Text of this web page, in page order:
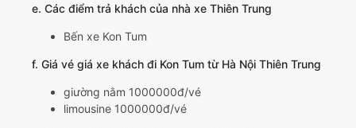
e. Các điểm trả khách của nhà xe Thiên Trung
Bến xe Kon Tum
f. Giá vé giá xe khách đi Kon Tum từ Hà Nội Thiên Trung
giường nằm 1000000đ/vé
limousine 1000000đ/vé